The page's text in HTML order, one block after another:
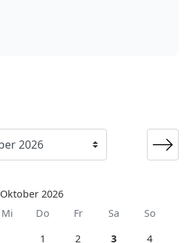
Oktober 2026
Mi Do Fr Sa
So
1 2 3
4